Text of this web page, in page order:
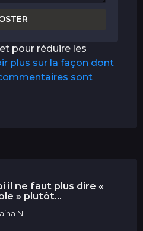
pour réduire les
plus sur la façon dont
sont
il ne faut plus dire «
» plutôt...
N.